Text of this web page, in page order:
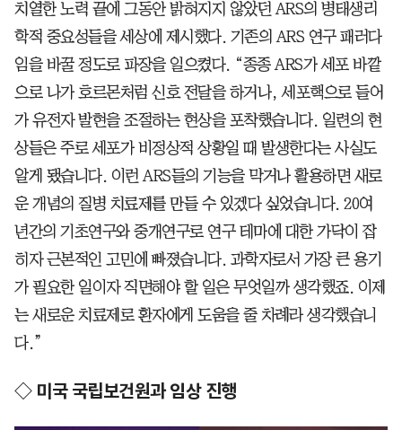
치열한 노력 끝에 그동안 밝혀지지 않았던 ARS의 병태생리
학적 중요성들을 세상에 제시했다. 기존의 ARS 연구 패러다
임을 바꿀 정도로 파장을 일으켰다. “종종 ARS가 세포 바깥
으로 나가 호르몬처럼 신호 전달을 하거나, 세포핵으로 들어
가 유전자 발현을 조절하는 현상을 포착했습니다. 일련의 현
상들은 주로 세포가 비정상적 상황일 때 발생한다는 사실도
알게 됐습니다. 이런 ARS들의 기능을 막거나 활용하면 새로
운 개념의 질병 치료제를 만들 수 있겠다 싶었습니다. 20여
년간의 기초연구와 중개연구로 연구 테마에 대한 가닥이 잡
히자 근본적인 고민에 빠졌습니다. 과학자로서 가장 큰 용기
가 필요한 일이자 직면해야 할 일은 무엇일까 생각했죠. 이제
는 새로운 치료제로 환자에게 도움을 줄 차례라 생각했습니
다.”
◇ 미국 국립보건원과 임상 진행